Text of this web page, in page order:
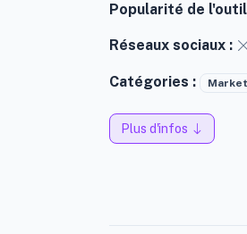
Popularité de
Réseaux sociaux :
Catégories :
Plus d'infos